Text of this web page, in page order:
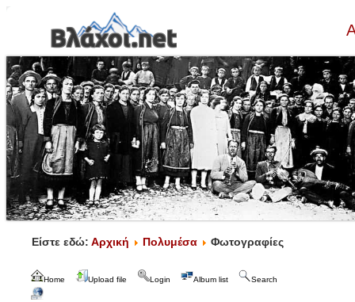
Είστε εδώ: Αρχική Πολυμέσα Φωτογραφίες
Home Upload file Login Album list Search